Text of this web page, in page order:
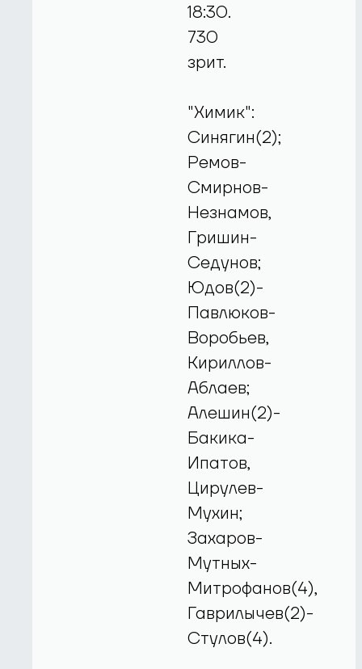
18:30.
730
зрит.
"Химик":
Синягин(2);
Ремов-
Смирнов-
Незнамов,
Гришин-
Седунов;
Юдов(2)-
Павлюков-
Воробьев,
Кириллов-
Аблаев;
Алешин(2)-
Бакика-
Ипатов,
Цирулев-
Мухин;
Захаров-
Мутных-
Митрофанов(4),
Гаврилычев(2)-
Стулов(4).